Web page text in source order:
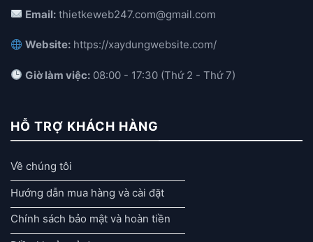
Email: thietkeweb247.com@gmail.com
Website: https://xaydungwebsite.com/
Giờ làm việc: 08:00 - 17:30 (Thứ 2 - Thứ 7)
HỖ TRỢ KHÁCH HÀNG
Về chúng tôi
Hướng dẫn mua hàng và cài đặt
Chính sách bảo mật và hoàn tiền